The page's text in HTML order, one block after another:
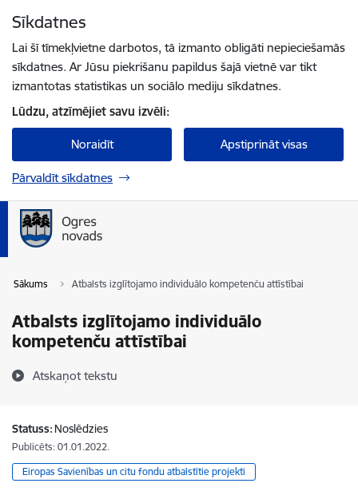
Sīkdatnes
Lai šī tīmekļvietne darbotos, tā izmanto obligāti nepieciešamās
sīkdatnes. Ar Jūsu piekrišanu papildus šajā vietnē var tikt
izmantotas statistikas un sociālo mediju sīkdatnes.
Lūdzu, atzīmējiet savu izvēli:
Noraidīt Apstiprināt visas
Pārvaldīt sīkdatnes
Sākums Atbalsts izglītojamo individuālo kompetenču attīstībai
Atbalsts izglītojamo individuālo
kompetenču attīstībai
Atskaņot tekstu
Statuss: Noslēdzies
Publicēts: 01.01.2022.
Eiropas Savienības un citu fondu atbalstītie projekti